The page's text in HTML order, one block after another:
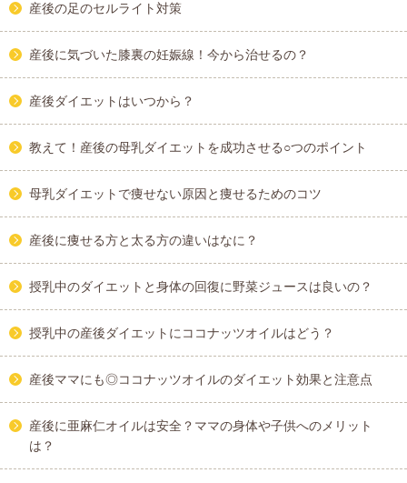
産後の足のセルライト対策
産後に気づいた膝裏の妊娠線！今から治せるの？
産後ダイエットはいつから？
教えて！産後の母乳ダイエットを成功させる○つのポイント
母乳ダイエットで痩せない原因と痩せるためのコツ
産後に痩せる方と太る方の違いはなに？
授乳中のダイエットと身体の回復に野菜ジュースは良いの？
授乳中の産後ダイエットにココナッツオイルはどう？
産後ママにも◎ココナッツオイルのダイエット効果と注意点
産後に亜麻仁オイルは安全？ママの身体や子供へのメリット
は？